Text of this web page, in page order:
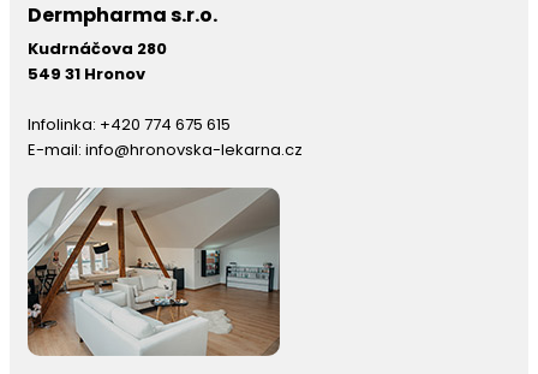
Dermpharma s.r.o.
Kudrnáčova 280
549 31 Hronov
Infolinka: +420 774 675 615
E-mail: info@hronovska-lekarna.cz